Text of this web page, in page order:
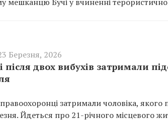
Березня, 2026
після двох вибухів затримали
затримали чоловіка,
Йдеться про 21-річного місцевого